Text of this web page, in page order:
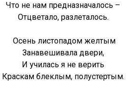
Что не нам предназначалось –
Отцветало, разлеталось.
Осень листопадом желтым
Занавешивала двери,
И училась я не верить
Краскам блеклым, полустертым.